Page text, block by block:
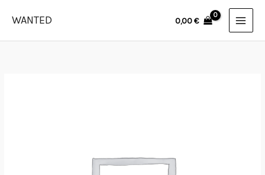
WANTED 0,00€